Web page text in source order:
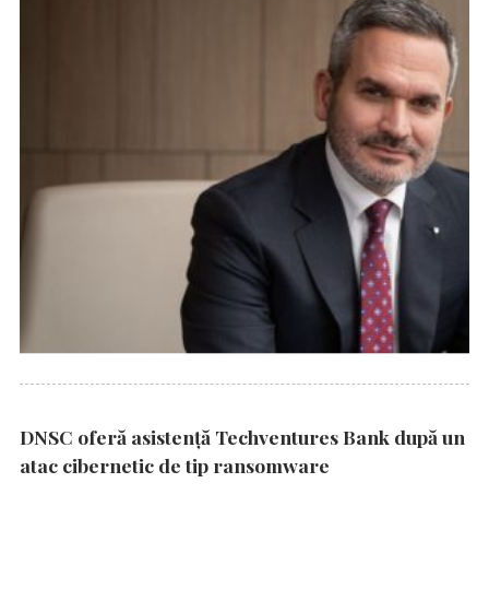
DNSC oferă asistență Techventures Bank după un
atac cibernetic de tip ransomware